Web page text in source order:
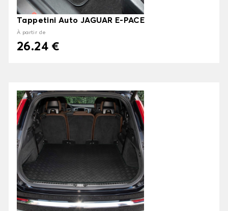
Tappetini Auto JAGUAR E-PACE
À partir de
26.24 €